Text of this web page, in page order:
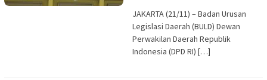
JAKARTA (21/11) – Badan Urusan
Legislasi Daerah (BULD) Dewan
Perwakilan Daerah Republik
Indonesia (DPD RI) […]